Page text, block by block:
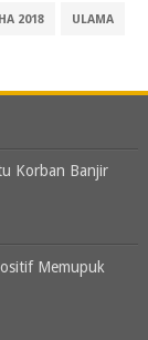
2018 ULAMA
Korban Banjir
Memupuk